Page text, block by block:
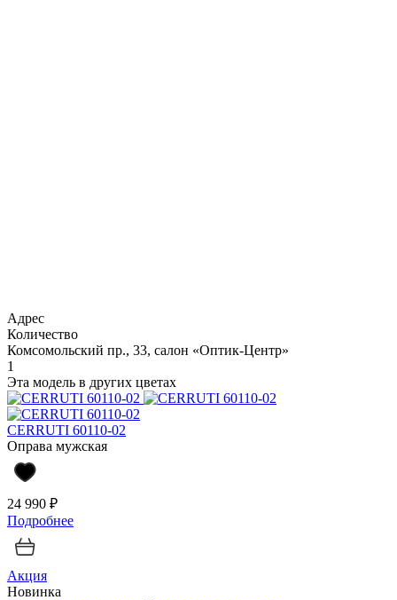
Адрес
Количество
Комсомольский пр., 33, салон «Оптик-Центр»
1
Эта модель в других цветах
CERRUTI 60110-02
Оправа мужская
24 990 ₽
Подробнее
Акция
Новинка